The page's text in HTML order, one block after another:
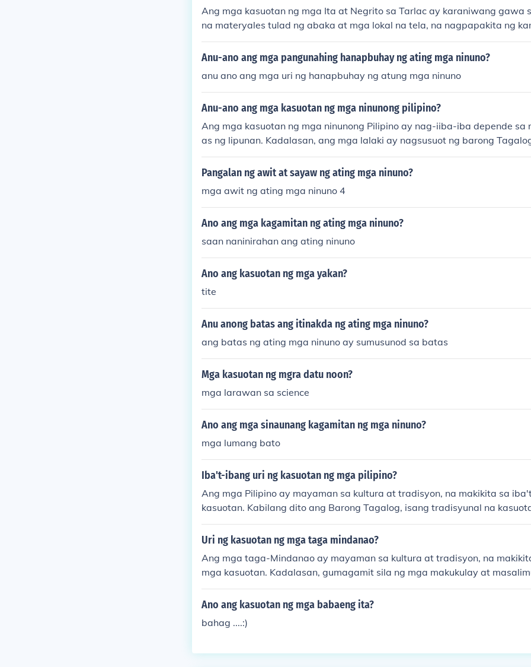
Ang mga kasuotan ng mga Ita at Negrito sa Tarlac ay karaniwang gawa
na materyales tulad ng abaka at mga lokal na tela, na nagpapakita ng
g tradisyonal. Ang mga kasuotan ng mga Pilipino, kabilang ang mga
-iba depende sa rehiyon, ngunit kadalasang mayaman sa kulay at
mga kagamitan tulad ng mga palamuti at accessories ay karaniwang
makatulong sa pagpapahayag ng kanilang identidad at kultura.
Anu-ano ang mga pangunahing hanapbuhay ng ating mga ninuno?
anu ano ang mga uri ng hanapbuhay ng atung mga ninuno
Anu-ano ang mga kasuotan ng mga ninunong pilipino?
Ang mga kasuotan ng mga ninunong Pilipino ay nag-iiba-iba depende sa
as ng lipunan. Kadalasan, ang mga lalaki ay nagsusuot ng barong
chino, habang ang mga babae naman ay madalas na nakadamit ng saya
mga kasuotan ay karaniwang yari sa mga lokal na materyales tulad ng
a salakot at alahas na gawa sa ginto o perlas.
Pangalan ng awit at sayaw ng ating mga ninuno?
mga awit ng ating mga ninuno 4
Ano ang mga kagamitan ng ating mga ninuno?
saan naninirahan ang ating ninuno
Ano ang kasuotan ng mga yakan?
tite
Anu anong batas ang itinakda ng ating mga ninuno?
ang batas ng ating mga ninuno ay sumusunod sa batas
Mga kasuotan ng mgra datu noon?
mga larawan sa science
Ano ang mga sinaunang kagamitan ng mga ninuno?
mga lumang bato
Iba't-ibang uri ng kasuotan ng mga pilipino?
Ang mga Pilipino ay mayaman sa kultura at tradisyon, na makikita sa
kasuotan. Kabilang dito ang Barong Tagalog, isang tradisyunal na
a kalalakihan, at Baro't Saya, na karaniwang isinusuot ng mga
g mga pambansang kasuotan tulad ng Terno at saya, na madalas
nagsasalamin sa lokal na kultura at pagkakakilanlan.
Uri ng kasuotan ng mga taga mindanao?
Ang mga taga-Mindanao ay mayaman sa kultura at tradisyon, na
mga kasuotan. Kadalasan, gumagamit sila ng mga makukulay at
o, tulad ng mga &quot;barong&quot; at &quot;malong&quot; na gawa sa
ateryales. Ang mga kasuotan ng mga katutubong grupo, gaya ng mga
aniniwala. Ang mga ito ay hindi lamang kasuotan kundi simbolo ng
Ano ang kasuotan ng mga babaeng ita?
bahag ....:)